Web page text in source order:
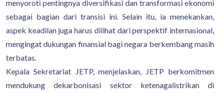
menyoroti pentingnya diversifikasi dan transformasi ekonomi
sebagai bagian dari transisi ini. Selain itu, ia menekankan,
aspek keadilan juga harus dilihat dari perspektif internasional,
mengingat dukungan finansial bagi negara berkembang masih
terbatas.
Kepala Sekretariat JETP, menjelaskan, JETP berkomitmen
mendukung dekarbonisasi sektor ketenagalistrikan di